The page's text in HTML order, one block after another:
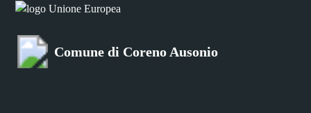
Comune di Coreno Ausonio